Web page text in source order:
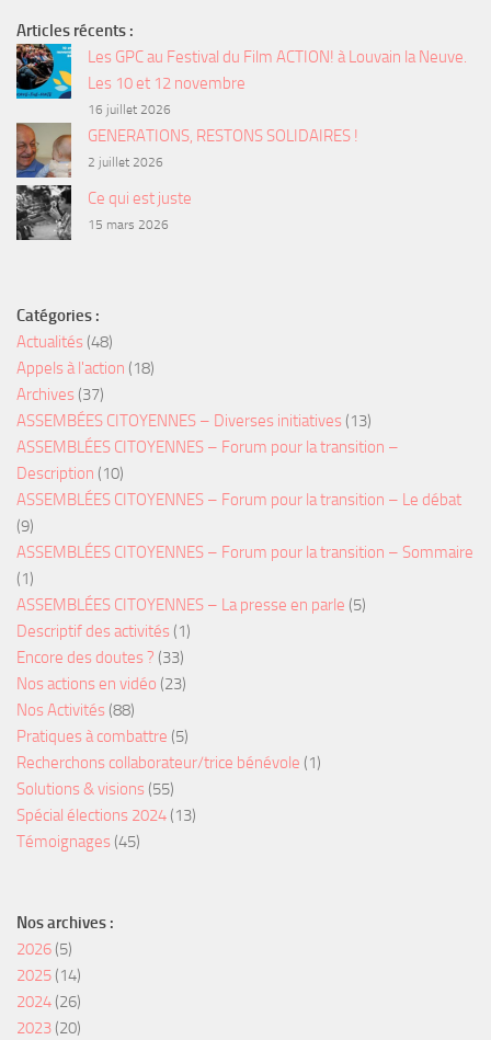
Articles récents :
Les GPC au Festival du Film ACTION! à Louvain la Neuve.
Les 10 et 12 novembre
16 juillet 2026
GENERATIONS, RESTONS SOLIDAIRES !
2 juillet 2026
Ce qui est juste
15 mars 2026
Catégories :
Actualités (48)
Appels à l'action (18)
Archives (37)
ASSEMBÉES CITOYENNES – Diverses initiatives (13)
ASSEMBLÉES CITOYENNES – Forum pour la transition –
Description (10)
ASSEMBLÉES CITOYENNES – Forum pour la transition – Le débat
(9)
ASSEMBLÉES CITOYENNES – Forum pour la transition – Sommaire
(1)
ASSEMBLÉES CITOYENNES – La presse en parle (5)
Descriptif des activités (1)
Encore des doutes ? (33)
Nos actions en vidéo (23)
Nos Activités (88)
Pratiques à combattre (5)
Recherchons collaborateur/trice bénévole (1)
Solutions & visions (55)
Spécial élections 2024 (13)
Témoignages (45)
Nos archives :
2026 (5)
2025 (14)
2024 (26)
2023 (20)